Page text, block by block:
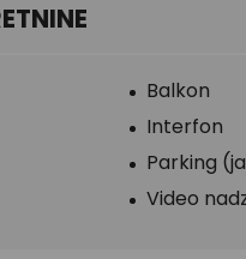
Balkon
Interfon
Parking
Video